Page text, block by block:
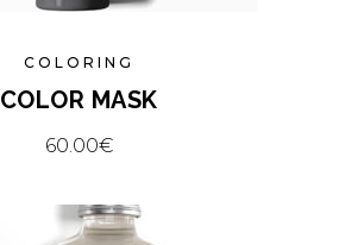
COLORING
COLOR MASK
60.00€